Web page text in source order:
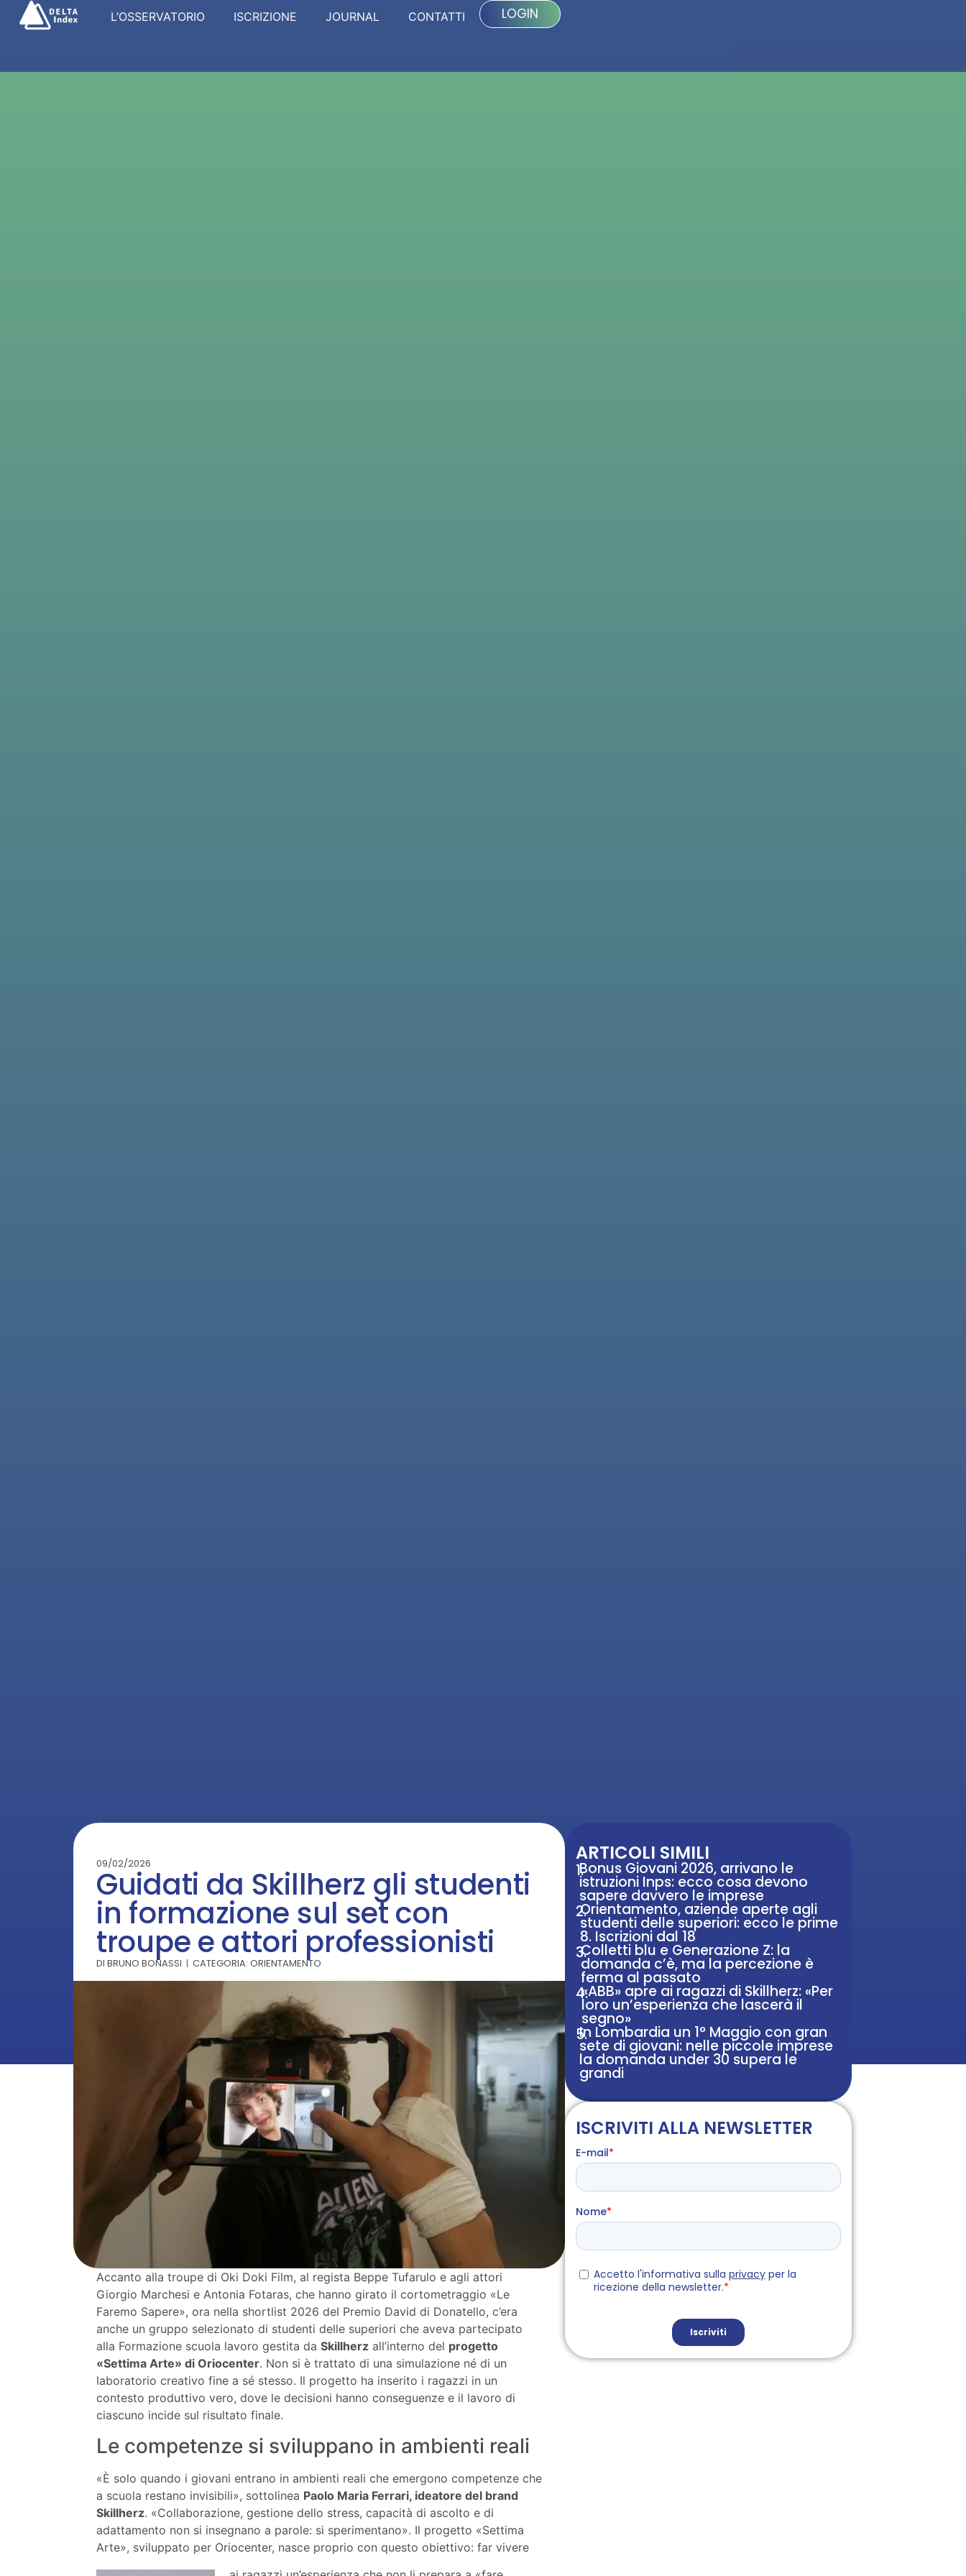
L’OSSERVATORIO ISCRIZIONE JOURNAL CONTATTI LOGIN
09/02/2026
Guidati da Skillherz gli studenti
in formazione sul set con
troupe e attori professionisti
DI BRUNO BONASSI CATEGORIA: ORIENTAMENTO
Accanto alla troupe di Oki Doki Film, al regista Beppe Tufarulo e agli attori
Giorgio Marchesi e Antonia Fotaras, che hanno girato il cortometraggio «Le
Faremo Sapere», ora nella shortlist 2026 del Premio David di Donatello, c’era
anche un gruppo selezionato di studenti delle superiori che aveva partecipato
alla Formazione scuola lavoro gestita da Skillherz all’interno del progetto
«Settima Arte» di Oriocenter. Non si è trattato di una simulazione né di un
laboratorio creativo fine a sé stesso. Il progetto ha inserito i ragazzi in un
contesto produttivo vero, dove le decisioni hanno conseguenze e il lavoro di
ciascuno incide sul risultato finale.
Le competenze si sviluppano in ambienti reali
«È solo quando i giovani entrano in ambienti reali che emergono competenze che
a scuola restano invisibili», sottolinea Paolo Maria Ferrari, ideatore del brand
Skillherz. «Collaborazione, gestione dello stress, capacità di ascolto e di
adattamento non si insegnano a parole: si sperimentano». Il progetto «Settima
Arte», sviluppato per Oriocenter, nasce proprio con questo obiettivo: far vivere
ARTICOLI SIMILI
1.Bonus Giovani 2026, arrivano le
istruzioni Inps: ecco cosa devono
sapere davvero le imprese
2.Orientamento, aziende aperte agli
studenti delle superiori: ecco le prime
8. Iscrizioni dal 18
3.Colletti blu e Generazione Z: la
domanda c’è, ma la percezione è
ferma al passato
4.«ABB» apre ai ragazzi di Skillherz: «Per
loro un’esperienza che lascerà il
segno»
5.
In Lombardia un 1° Maggio con gran
sete di giovani: nelle piccole imprese
la domanda under 30 supera le
grandi
ISCRIVITI ALLA NEWSLETTER